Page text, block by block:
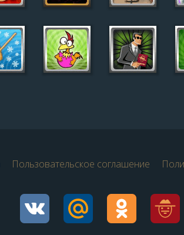
Пользовательское соглашение